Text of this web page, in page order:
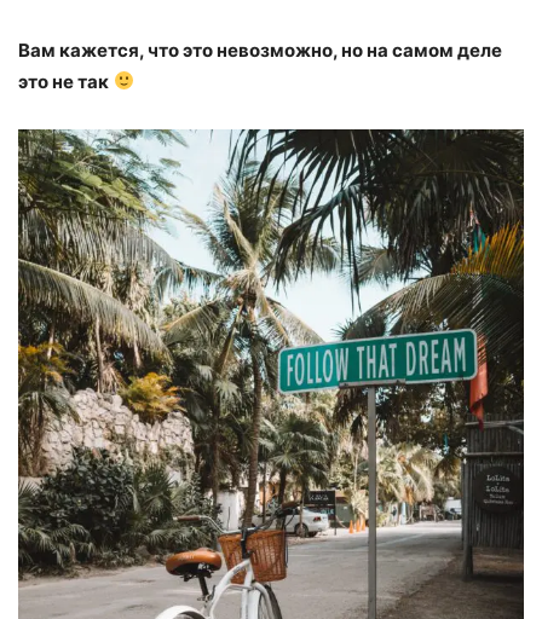
Вам кажется, что это невозможно, но на самом деле
это не так